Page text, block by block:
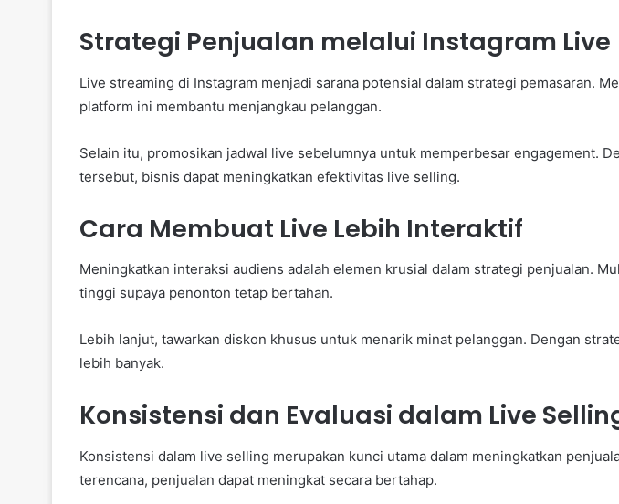
Strategi Penjualan melalui Instagram Live
Live streaming di Instagram menjadi sarana potensial dalam strategi pemasaran.
platform ini membantu menjangkau pelanggan.
Selain itu, promosikan jadwal live sebelumnya untuk memperbesar engagement.
tersebut, bisnis dapat meningkatkan efektivitas live selling.
Cara Membuat Live Lebih Interaktif
Meningkatkan interaksi audiens adalah elemen krusial dalam strategi penjualan.
tinggi supaya penonton tetap bertahan.
Lebih lanjut, tawarkan diskon khusus untuk menarik minat pelanggan. Dengan
lebih banyak.
Konsistensi dan Evaluasi dalam Live
Konsistensi dalam live selling merupakan kunci utama dalam meningkatkan
terencana, penjualan dapat meningkat secara bertahap.